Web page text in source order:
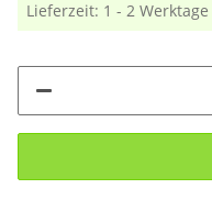
Lieferzeit: 1 - 2 Werktage